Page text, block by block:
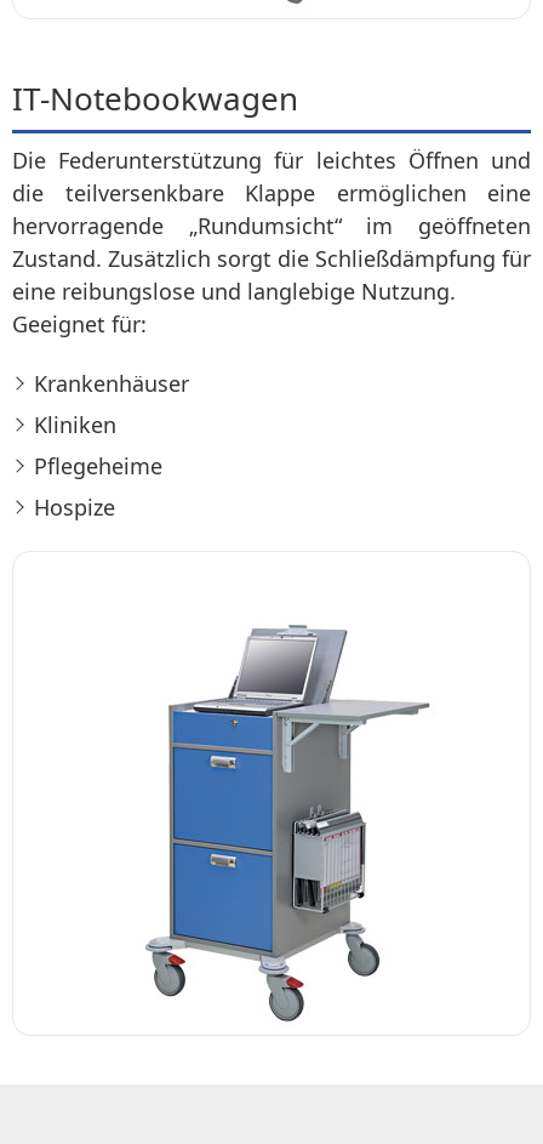
IT-Notebookwagen
Die Federunterstützung für leichtes Öffnen und
die teilversenkbare Klappe ermöglichen eine
hervorragende „Rundumsicht“ im geöffneten
Zustand. Zusätzlich sorgt die Schließdämpfung für
eine reibungslose und langlebige Nutzung.
Geeignet für:
Krankenhäuser
Kliniken
Pflegeheime
Hospize